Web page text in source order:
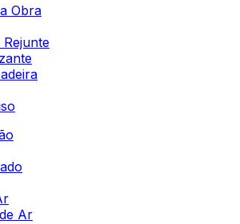
Obra
Rejunte
Ar